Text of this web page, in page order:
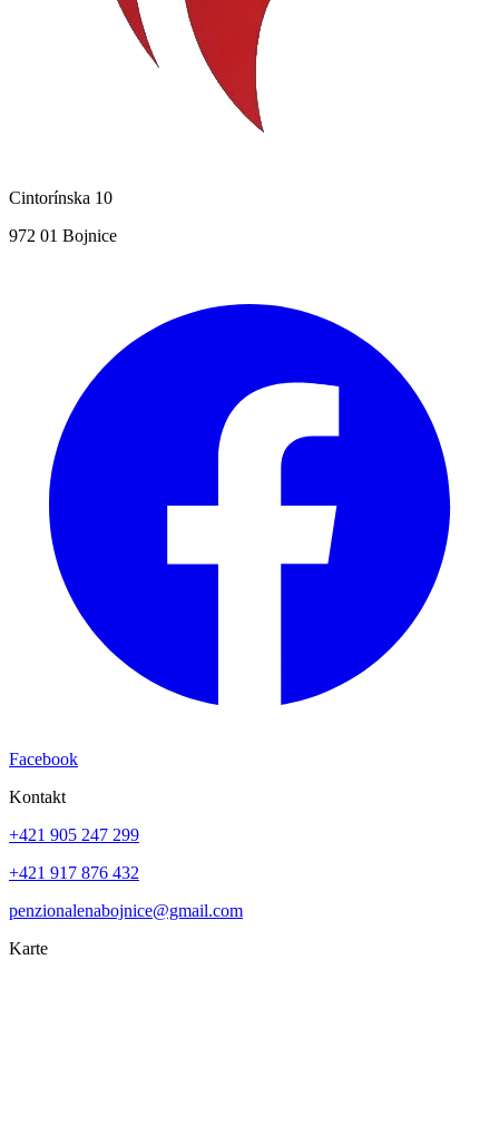
Cintorínska 10
972 01 Bojnice
Facebook
Kontakt
+421 905 247 299
+421 917 876 432
penzionalenabojnice@gmail.com
Karte